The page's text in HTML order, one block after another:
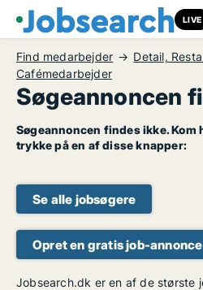
LIVE
Find medarbejder
Detail,
Cafémedarbejder
Søgeannoncen
Søgeannoncen findes ikke.
trykke på en af disse knapper:
Se alle jobsøgere
Opret en gratis job-annonce
Jobsearch.dk er en af de største